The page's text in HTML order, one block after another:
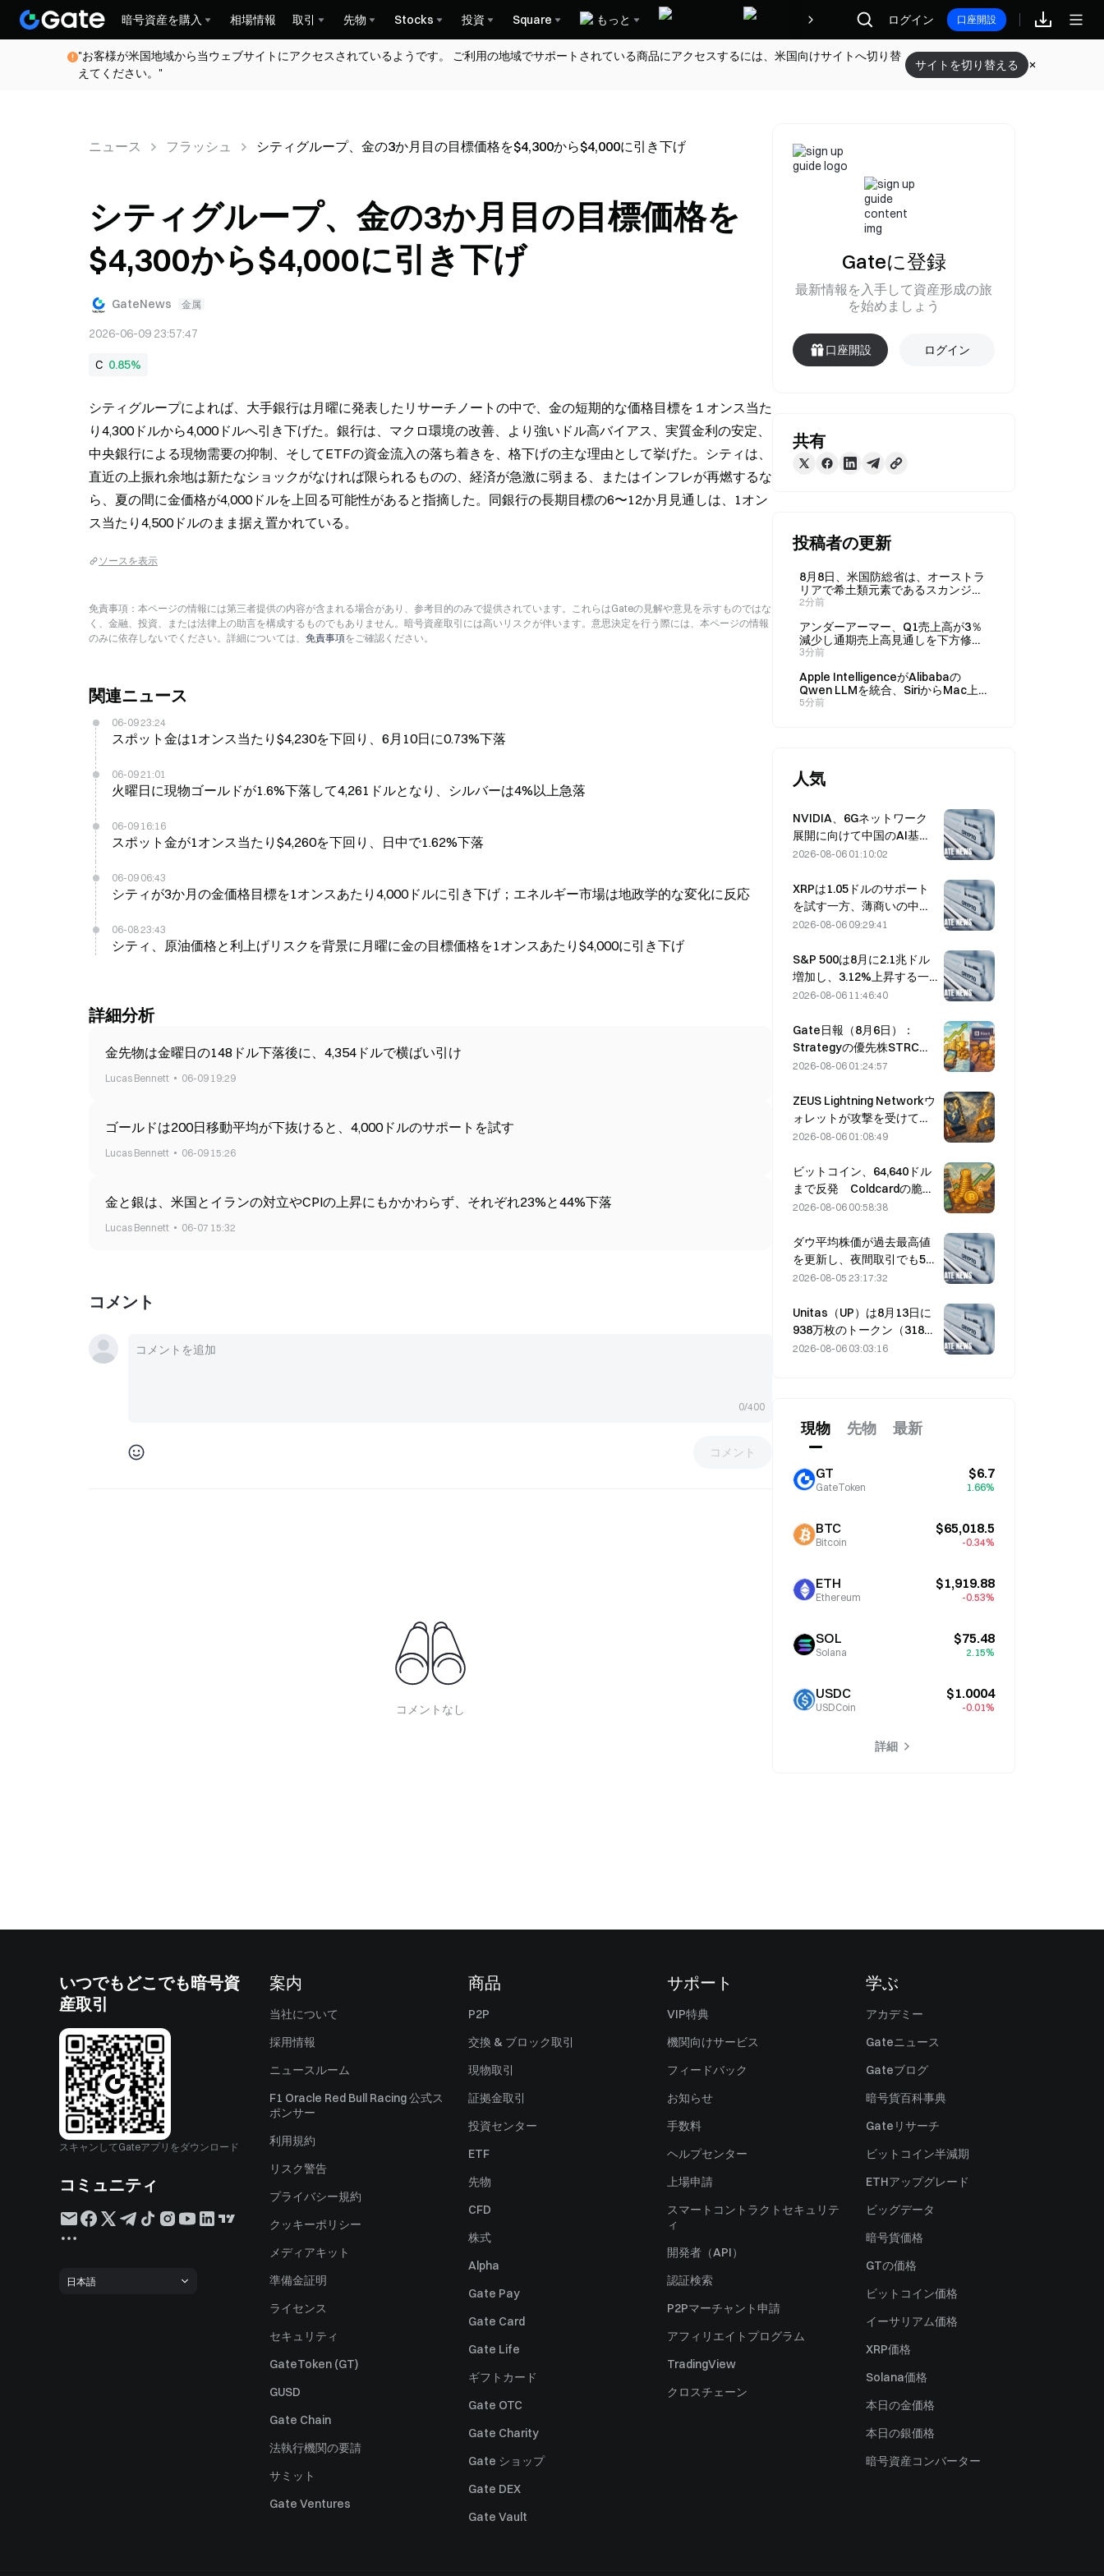
暗号資産を購入 相場情報 取引 先物 Stocks 投資 Square もっと 報酬 ログイン 口座開設
"お客様が米国地域から当ウェブサイトにアクセスされているようです。 ご利用の地域でサポートされている商品にアクセスするには、米国向けサイトへ切り替
えてください。"
サイトを切り替える
ニュース フラッシュ シティグループ、金の3か月目の目標価格を$4,300から$4,000に引き下げ
シティグループ、金の3か月目の目標価格を
$4,300から$4,000に引き下げ
GateNews 金属
2026-06-09 23:57:47
C 0.85%
シティグループによれば、大手銀行は月曜に発表したリサーチノートの中で、金の短期的な価格目標を１オンス当た
り4,300ドルから4,000ドルへ引き下げた。銀行は、マクロ環境の改善、より強いドル高バイアス、実質金利の安定、
中央銀行による現物需要の抑制、そしてETFの資金流入の落ち着きを、格下げの主な理由として挙げた。シティは、
直近の上振れ余地は新たなショックがなければ限られるものの、経済が急激に弱まる、またはインフレが再燃するな
ら、夏の間に金価格が4,000ドルを上回る可能性があると指摘した。同銀行の長期目標の6〜12か月見通しは、1オン
ス当たり4,500ドルのまま据え置かれている。
ソースを表示
免責事項：本ページの情報には第三者提供の内容が含まれる場合があり、参考目的のみで提供されています。これらはGateの見解や意見を示すものではな
く、金融、投資、または法律上の助言を構成するものでもありません。暗号資産取引には高いリスクが伴います。意思決定を行う際には、本ページの情報
のみに依存しないでください。詳細については、 免責事項をご確認ください。
関連ニュース
06-09 23:24
スポット金は1オンス当たり$4,230を下回り、6月10日に0.73%下落
06-09 21:01
火曜日に現物ゴールドが1.6%下落して4,261ドルとなり、シルバーは4%以上急落
06-09 16:16
スポット金が1オンス当たり$4,260を下回り、日中で1.62%下落
06-09 06:43
シティが3か月の金価格目標を1オンスあたり4,000ドルに引き下げ；エネルギー市場は地政学的な変化に反応
06-08 23:43
シティ、原油価格と利上げリスクを背景に月曜に金の目標価格を1オンスあたり$4,000に引き下げ
詳細分析
金先物は金曜日の148ドル下落後に、4,354ドルで横ばい引け
Lucas Bennett 06-09 19:29
ゴールドは200日移動平均が下抜けると、4,000ドルのサポートを試す
Lucas Bennett 06-09 15:26
金と銀は、米国とイランの対立やCPIの上昇にもかかわらず、それぞれ23%と44%下落
Lucas Bennett 06-07 15:32
コメント
0/400
コメント
コメントなし
Gateに登録
最新情報を入手して資産形成の旅
を始めましょう
口座開設 ログイン
共有
投稿者の更新
8月8日、米国防総省は、オーストラ
リアで希土類元素であるスカンジウ
ムを開発するため、4億ドルを拠出
2分前
アンダーアーマー、Q1売上高が3％
減少し通期売上高見通しを下方修
正、寄り前取引で株価は4.84％下落
3分前
Apple IntelligenceがAlibabaの
Qwen LLMを統合、SiriからMac上
でQwenを直接呼び出し可能に
5分前
人気
NVIDIA、6Gネットワーク
展開に向けて中国のAI基地
局サプライヤーを模索
2026-08-06 01:10:02
XRPは1.05ドルのサポート
を試す一方、薄商いの中で
イーサリアムは1,908ドルを
2026-08-06 09:29:41
S&P 500は8月に2.1兆ドル
増加し、3.12%上昇する一
方、Bitcoinはわずか2%の
2026-08-06 11:46:40
Gate日報（8月6日）：
Strategyの優先株STRCが
力強く反発、Blockが2026
げる
2026-08-06 01:24:57
ZEUS Lightning Networkウ
ォレットが攻撃を受けて一
時停止、公式はユーザー資
2026-08-06 01:08:49
ビットコイン、64,640ドル
まで反発 Coldcardの脆弱
性を受け、アクティブウォ
準に達する
2026-08-06 00:58:38
ダウ平均株価が過去最高値
を更新し、夜間取引でも5日
続伸を維持；AI投資が上昇
2026-08-05 23:17:32
Unitas（UP）は8月13日に
938万枚のトークン（318万
ドル相当）をアンロックす
2026-08-06 03:03:16
現物 先物 最新
GT
GateToken
$6.7
1.66%
BTC
Bitcoin
$65,018.5
-0.34%
ETH
Ethereum
$1,919.88
-0.53%
SOL
Solana
$75.48
2.15%
USDC
USDCoin
$1.0004
-0.01%
詳細
いつでもどこでも暗号資
産取引
スキャンしてGateアプリをダウンロード
コミュニティ
日本語
案内
当社について
採用情報
ニュースルーム
F1 Oracle Red Bull Racing 公式ス
ポンサー
利用規約
リスク警告
プライバシー規約
クッキーポリシー
メディアキット
準備金証明
ライセンス
セキュリティ
GateToken (GT)
GUSD
Gate Chain
法執行機関の要請
サミット
Gate Ventures
商品
P2P
交換 & ブロック取引
現物取引
証拠金取引
投資センター
ETF
先物
CFD
株式
Alpha
Gate Pay
Gate Card
Gate Life
ギフトカード
Gate OTC
Gate Charity
Gate ショップ
Gate DEX
Gate Vault
サポート
VIP特典
機関向けサービス
フィードバック
お知らせ
手数料
ヘルプセンター
上場申請
スマートコントラクトセキュリテ
ィ
開発者（API）
認証検索
P2Pマーチャント申請
アフィリエイトプログラム
TradingView
クロスチェーン
学ぶ
アカデミー
Gateニュース
Gateブログ
暗号貨百科事典
Gateリサーチ
ビットコイン半減期
ETHアップグレード
ビッグデータ
暗号貨価格
GTの価格
ビットコイン価格
イーサリアム価格
XRP価格
Solana価格
本日の金価格
本日の銀価格
暗号資産コンバーター